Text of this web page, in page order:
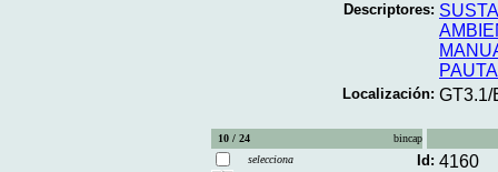
Descriptores:
Localización: GT3.1/
10 / 24
bincap
selecciona
Id: 4160